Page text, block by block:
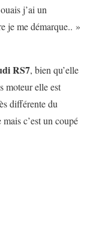
j’ai un
je me démarque.. »
RS7, bien qu’elle
moteur elle est
différente du
c’est un coupé